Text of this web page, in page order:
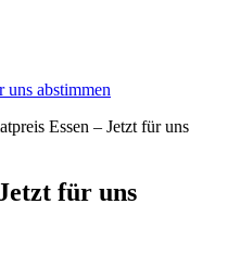
uns abstimmen
für uns